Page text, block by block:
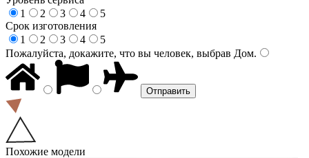
1
2 3 4
5
Срок изготовления
1
2 3 4
5
Пожалуйста, докажите, что вы человек, выбрав Дом.
Похожие модели